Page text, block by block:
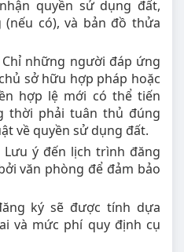
quyền sử dụng đất,
(nếu có), và bản đồ thửa
Chỉ những người đáp ứng
sở hữu hợp pháp hoặc
hợp lệ mới có thể tiến
thời phải tuân thủ đúng
về quyền sử dụng đất.
Lưu ý đến lịch trình đăng
văn phòng để đảm bảo
ký sẽ được tính dựa
và mức phí quy định cụ